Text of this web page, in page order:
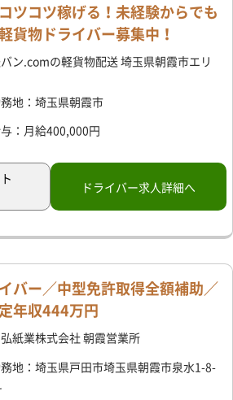
ツコツ稼げる！未経験からでも
貨物ドライバー募集中！
ン.comの軽貨物配送 埼玉県朝霞市エリ
地：埼玉県朝霞市
：月給400,000円
ドライバー求人詳細へ
バー／中型免許取得全額補助／
年収444万円
紙業株式会社 朝霞営業所
地：埼玉県戸田市埼玉県朝霞市泉水1-8-